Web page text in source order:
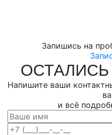
Запишись на
Напишите ваши
и всё